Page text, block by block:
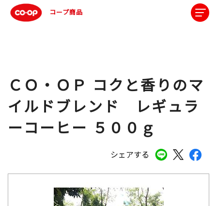
コープ商品
シェアする
ＣＯ・ＯＰ コクと香りのマ
イルドブレンド レギュラ
ーコーヒー ５００ｇ